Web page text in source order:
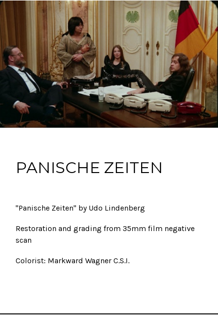
PANISCHE ZEITEN
"Panische Zeiten" by Udo Lindenberg
Restoration and grading from 35mm film negative
scan
Colorist: Markward Wagner C.S.I.